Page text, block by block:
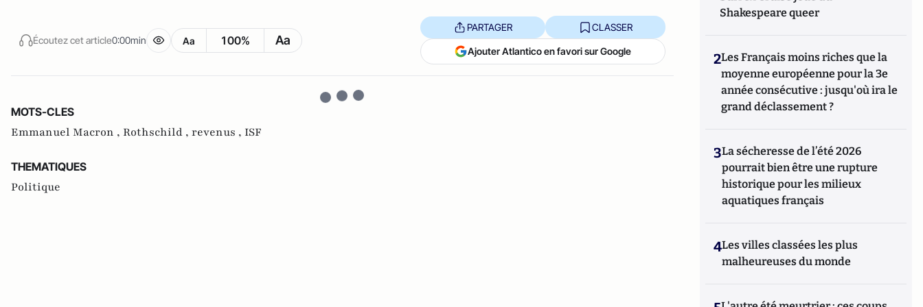
Écoutez cet article0:00min Aa 100% Aa
PARTAGER CLASSER
Ajouter Atlantico en favori sur Google
MOTS-CLES
Emmanuel Macron , Rothschild , revenus , ISF
THEMATIQUES
Politique
Shakespeare queer
2Les Français moins riches que la
moyenne européenne pour la 3e
année consécutive : jusqu'où ira le
grand déclassement ?
3La sécheresse de l’été 2026
pourrait bien être une rupture
historique pour les milieux
aquatiques français
4Les villes classées les plus
malheureuses du monde